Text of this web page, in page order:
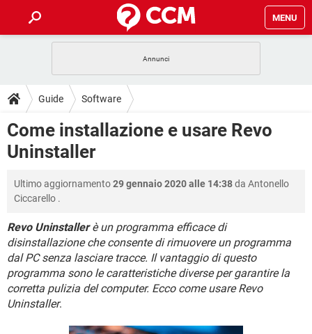
MENU
INTRATTENIMENTO
iOS WINDOWS 10
INSTAGRAM
HARDWARE
GUIDE
COVID-19
INTRATTENIMENTO ANDROID
INSTAGRAM WHATSAPP
HARDWARE
DOWNLOAD
COVID-19
iOS
INSTAGRAM WHATSAPP
TIKTOK FACEBOOK
HARDWARE
FORUM
COVID-19 GAMING
iOS WINDOWS 10
INSTAGRAM WHATSAPP
TIKTOK FACEBOOK
HARDWARE
GLOSSARIO
COVID-19 GAMING
INTRATTENIMENTO ANDROID
iOS WINDOWS 10
INSTAGRAM WHATSAPP
Guide Software
Come installazione e usare Revo
Uninstaller
Ultimo aggiornamento29 gennaio 2020 alle 14:38da Antonello
Ciccarello .
Revo Uninstallerè un programma efficace di
disinstallazione che consente di rimuovere un programma
dal PC senza lasciare tracce. Il vantaggio di questo
programma sono le caratteristiche diverse per garantire la
corretta pulizia del computer. Ecco come usare Revo
Uninstaller.